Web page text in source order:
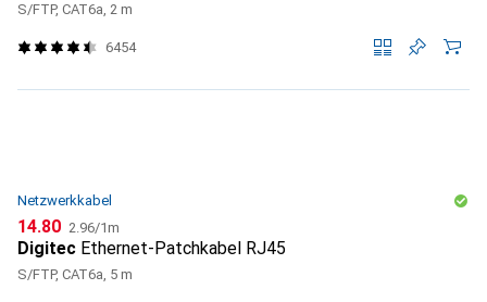
S/FTP, CAT6a, 2 m
6454
Netzwerkkabel
CHF
14.80 CHF
2.96/1m
Digitec Ethernet-Patchkabel RJ45
S/FTP, CAT6a, 5 m